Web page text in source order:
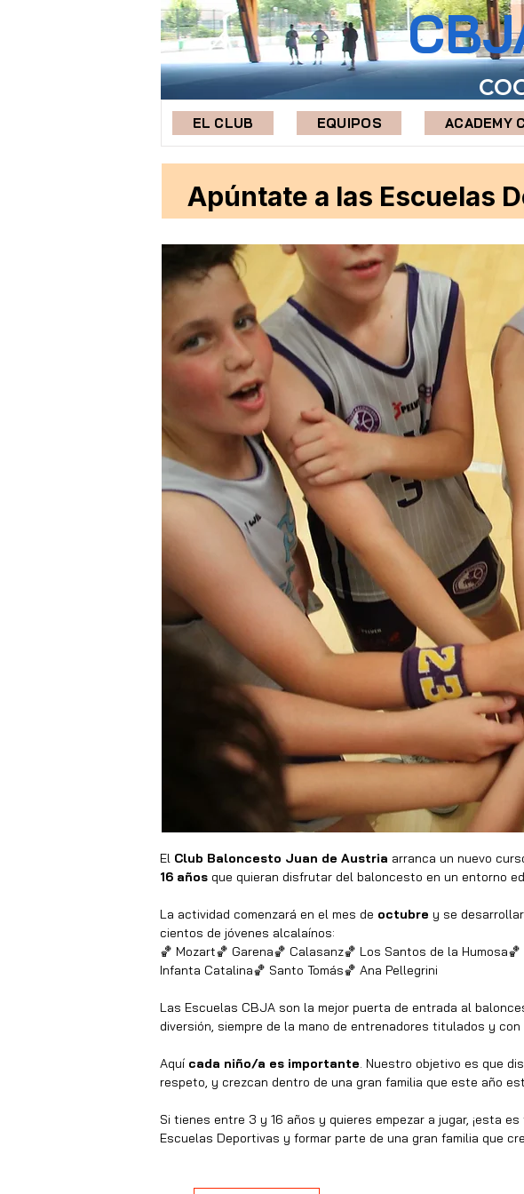
EL CLUB EQUIPOS ACADEMY
Apúntate a las Escuelas
El Club Baloncesto Juan de Austria arranca un nuevo
16 años que quieran disfrutar del baloncesto en un entorno
La actividad comenzará en el mes de octubre y se
cientos de jóvenes alcalaínos:
🏀 Mozart🏀 Garena🏀 Calasanz🏀 Los Santos de la
Infanta Catalina🏀 Santo Tomás🏀 Ana Pellegrini
Las Escuelas CBJA son la mejor puerta de entrada al
diversión, siempre de la mano de entrenadores titulados y
Aquí cada niño/a es importante. Nuestro objetivo es que
respeto, y crezcan dentro de una gran familia que este año
Si tienes entre 3 y 16 años y quieres empezar a jugar, ¡esta
Escuelas Deportivas y formar parte de una gran familia que